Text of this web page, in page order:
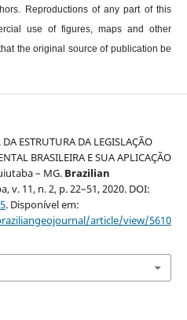
Reproductions of any part of this
use of figures, maps and other
the original source of publication be
ESTRUTURA DA LEGISLAÇÃO
BRASILEIRA E SUA APLICAÇÃO
– MG. Brazilian
v. 11, n. 2, p. 22–51, 2020. DOI:
. Disponível em:
article/view/5610